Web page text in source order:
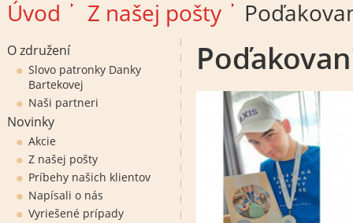
Úvod Z našej pošty
O združení
Slovo patronky Danky
Bartekovej
Naši partneri
Novinky
Akcie
Z našej pošty
Príbehy našich klientov
Napísali o nás
Vyriešené prípady